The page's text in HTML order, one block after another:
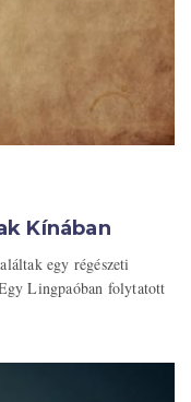
Kínában
egy régészeti
Lingpaóban folytatott